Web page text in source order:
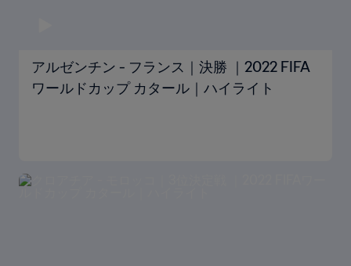
アルゼンチン - フランス｜決勝 ｜2022 FIFA
ワールドカップ カタール｜ハイライト